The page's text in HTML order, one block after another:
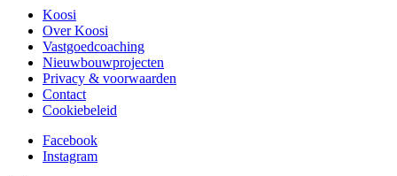
Koosi
Over Koosi
Vastgoedcoaching
Nieuwbouwprojecten
Privacy & voorwaarden
Contact
Cookiebeleid
Facebook
Instagram